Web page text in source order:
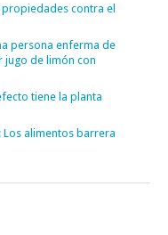
contra el
persona enferma de
jugo de limón con
tiene la planta
alimentos barrera